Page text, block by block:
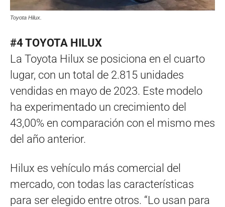
Toyota Hilux.
#4 TOYOTA HILUX
La Toyota Hilux se posiciona en el cuarto
lugar, con un total de 2.815 unidades
vendidas en mayo de 2023. Este modelo
ha experimentado un crecimiento del
43,00% en comparación con el mismo mes
del año anterior.
Hilux es vehículo más comercial del
mercado, con todas las características
para ser elegido entre otros. “Lo usan para